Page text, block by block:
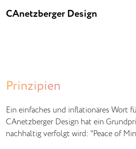
CAnetzberger Design
Prinzipien
Ein einfaches und inflationäres Wort
CAnetzberger Design hat ein
nachhaltig verfolgt wird: "Peace of